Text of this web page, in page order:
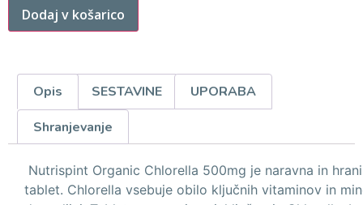
Dodaj v košarico
Opis SESTAVINE
UPORABA
Shranjevanje
Nutrispint Organic Chlorella 500mg je naravna in
tablet. Chlorella vsebuje obilo ključnih vitaminov in